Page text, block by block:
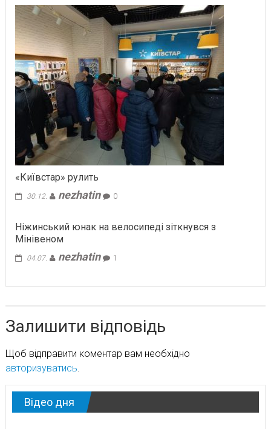
«Київстар» рулить
30.12. nezhatin 0
Ніжинський юнак на велосипеді зіткнувся з
Мінівеном
04.07. nezhatin 1
Залишити відповідь
Щоб відправити коментар вам необхідно
авторизуватись.
Відео дня